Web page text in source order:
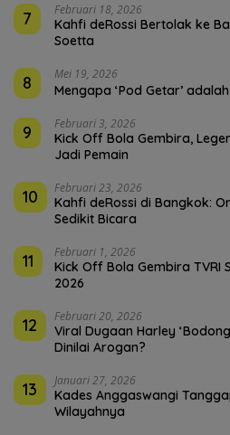
7 Februari 18, 2026
Kahfi deRossi Bertolak ke
Soetta
8 Mei 19, 2026
Mengapa ‘Pod Getar’
9 Februari 3, 2026
Kick Off Bola Gembira,
Jadi Pemain
10 Februari 23, 2026
Kahfi deRossi di Bangkok:
Sedikit Bicara
11 Februari 1, 2026
Kick Off Bola Gembira TVRI
2026
12 Februari 20, 2026
Viral Dugaan Harley
Dinilai Arogan?
13 Januari 27, 2026
Kades Anggaswangi
Wilayahnya